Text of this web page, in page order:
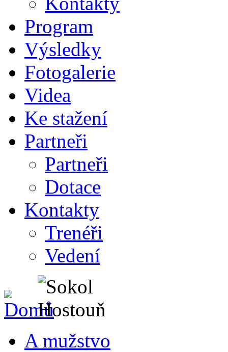
Program
Výsledky
Fotogalerie
Videa
Ke stažení
Partneři
Partneři
Dotace
Kontakty
Trenéři
Vedení
A mužstvo